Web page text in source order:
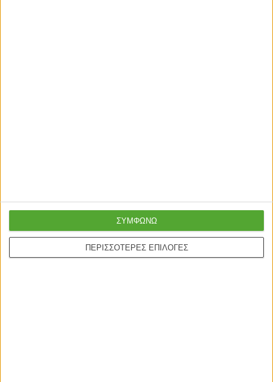
ΠΕΡΙΣΣΟΤΕΡΕΣ ΕΠΙΛΟΓΕΣ
ΣΥΜΦΩΝΩ